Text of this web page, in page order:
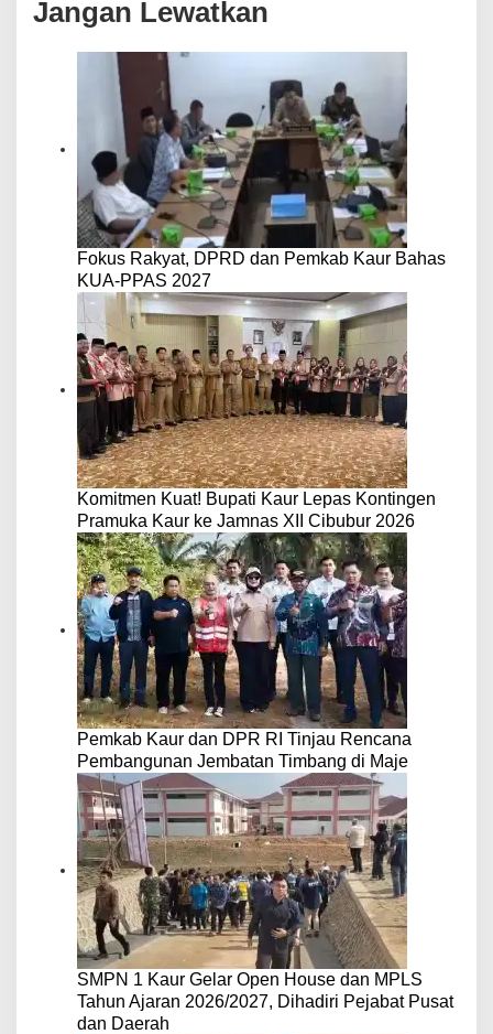
Jangan Lewatkan
Fokus Rakyat, DPRD dan Pemkab Kaur Bahas
KUA-PPAS 2027
Komitmen Kuat! Bupati Kaur Lepas Kontingen
Pramuka Kaur ke Jamnas XII Cibubur 2026
Pemkab Kaur dan DPR RI Tinjau Rencana
Pembangunan Jembatan Timbang di Maje
SMPN 1 Kaur Gelar Open House dan MPLS
Tahun Ajaran 2026/2027, Dihadiri Pejabat Pusat
dan Daerah